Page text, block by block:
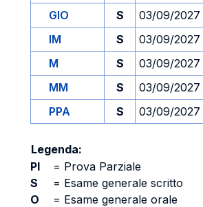
GIO S 03/09/2027
IM
S 03/09/2027
M
S 03/09/2027
MM
S 03/09/2027
PPA
S 03/09/2027
Legenda:
PI
= Prova Parziale
S
= Esame generale scritto
O
= Esame generale orale